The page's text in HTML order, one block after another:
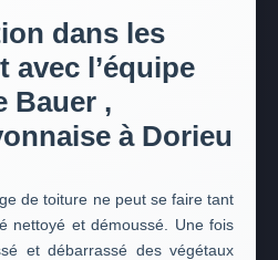
dans les
avec l’équipe
Bauer ,
à Dorieu
de toiture ne peut se faire tant
nettoyé et démoussé. Une fois
et débarrassé des végétaux